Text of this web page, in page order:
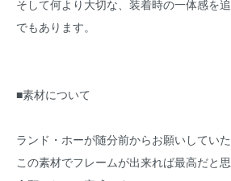
そして何より大切な、装着時の一体感を
でもあります。
■素材について
ランド・ホーが随分前からお願いしていた
この素材でフレームが出来れば最高だと